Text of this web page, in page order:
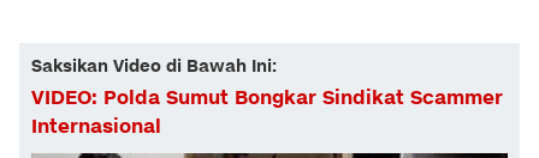
Saksikan Video di Bawah Ini:
VIDEO: Polda Sumut Bongkar Sindikat Scammer
Internasional